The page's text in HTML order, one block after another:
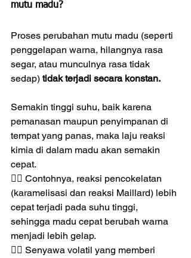
mutu madu?
Proses perubahan mutu madu (seperti
penggelapan warna, hilangnya rasa
segar, atau munculnya rasa tidak
sedap) tidak terjadi secara konstan.
Semakin tinggi suhu, baik karena
pemanasan maupun penyimpanan di
tempat yang panas, maka laju reaksi
kimia di dalam madu akan semakin
cepat.
👉🏻 Contohnya, reaksi pencokelatan
(karamelisasi dan reaksi Maillard) lebih
cepat terjadi pada suhu tinggi,
sehingga madu cepat berubah warna
menjadi lebih gelap.
👉🏻 Senyawa volatil yang memberi